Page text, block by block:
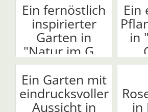
Ein fernöstlich
inspirierter
Garten in
"Natur im G...
Ein
in
Ein Garten mit
eindrucksvoller
Aussicht in in